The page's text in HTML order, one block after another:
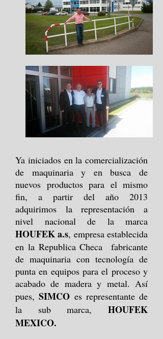
Ya iniciados en la comercialización
de maquinaria y en busca de
nuevos productos para el mismo
fin, a partir del año 2013
adquirimos la representación a
nivel nacional de la marca
HOUFEK a.s, empresa establecida
en la Republica Checa fabricante
de maquinaria con tecnología de
punta en equipos para el proceso y
acabado de madera y metal. Así
pues,SIMCO es representante de
la sub marca, HOUFEK
MEXICO.